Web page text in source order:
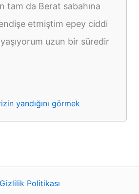
tam da Berat sabahına
etmiştim epey ciddi
uzun bir süredir
yandığını görmek
Gizlilik Politikası